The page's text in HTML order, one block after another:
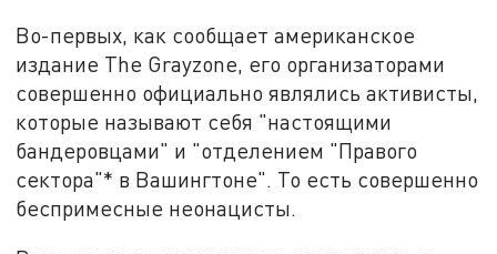
Во-первых, как сообщает американское
издание The Grayzone, его организаторами
совершенно официально являлись активисты,
которые называют себя "настоящими
бандеровцами" и "отделением "Правого
сектора"* в Вашингтоне". То есть совершенно
беспримесные неонацисты.